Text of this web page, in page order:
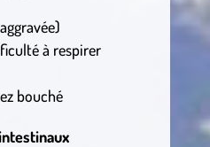
à respirer
bouché